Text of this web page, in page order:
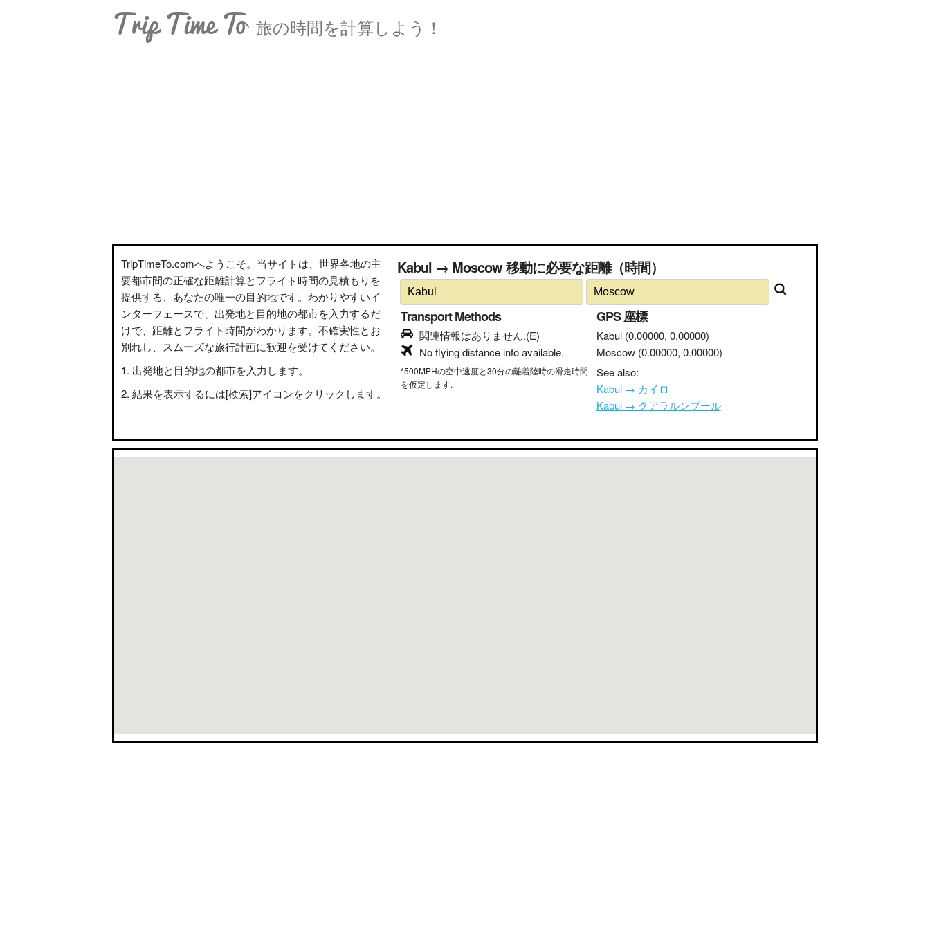
Trip Time To 旅の時間を計算しよう！
TripTimeTo.comへようこそ。当サイトは、世界各地の主
要都市間の正確な距離計算とフライト時間の見積もりを
提供する、あなたの唯一の目的地です。わかりやすいイ
ンターフェースで、出発地と目的地の都市を入力するだ
けで、距離とフライト時間がわかります。不確実性とお
別れし、スムーズな旅行計画に歓迎を受けてください。
出発地と目的地の都市を入力します。
結果を表示するには[検索]アイコンをクリックします。
Kabul → Moscow 移動に必要な距離（時間）
Transport Methods
関連情報はありません.(E)
No flying distance info available.
*500MPHの空中速度と30分の離着陸時の滑走時間
を仮定します.
GPS 座標
Kabul (0.00000, 0.00000)
Moscow (0.00000, 0.00000)
See also:
Kabul → カイロ
Kabul → クアラルンプール